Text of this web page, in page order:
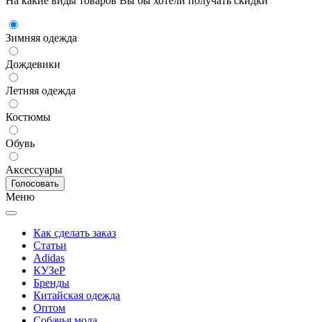
Зимняя одежда
Дождевики
Летняя одежда
Костюмы
Обувь
Аксессуары
Меню
Как сделать заказ
Статьи
Adidas
КУЗеР
Бренды
Китайская одежда
Оптом